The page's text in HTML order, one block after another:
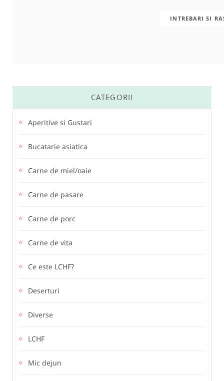
INTREBARI SI
CATEGORII
Aperitive si Gustari
Bucatarie asiatica
Carne de miel/oaie
Carne de pasare
Carne de porc
Carne de vita
Ce este LCHF?
Deserturi
Diverse
LCHF
Mic dejun